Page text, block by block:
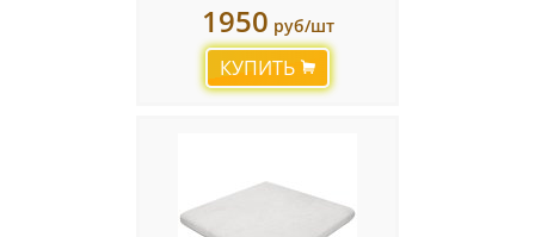
1950 руб/шт
КУПИТЬ